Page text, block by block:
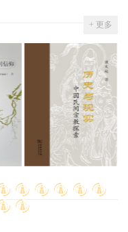
点 2023-11-21
教对土家 2023-11-15
+ 更多